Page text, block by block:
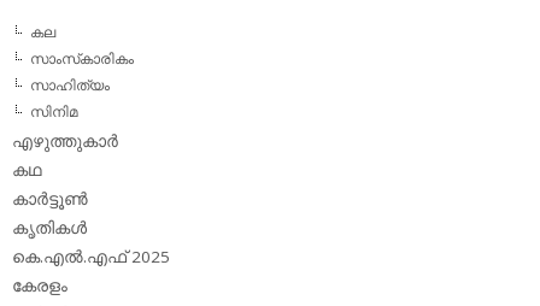
കല
സാംസ്‌കാരികം
സാഹിത്യം
സിനിമ
എഴുത്തുകാര്‍
കഥ
കാര്‍ട്ടൂണ്‍
കൃതികള്‍
കെ.എല്‍.എഫ് 2025
കേരളം